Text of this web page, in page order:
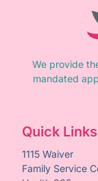
We provide
mandated
Quick Links
1115 Waiver
Family Service